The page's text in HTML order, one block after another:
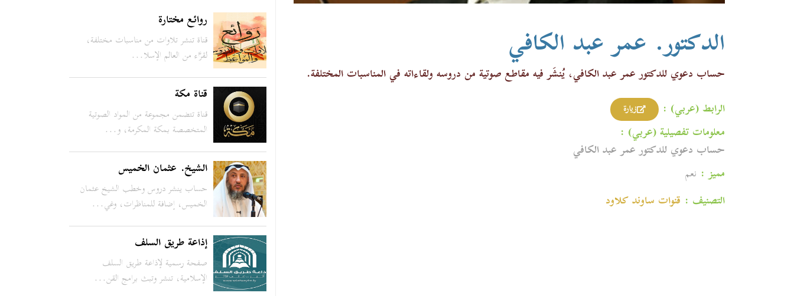
الدكتور. عمر عبد الكافي
حساب دعوي للدكتور عمر عبد الكافي، يُنشَر فيه مقاطع صوتية من دروسه ولقاءاته في المناسبات المختلفة.
الرابط (عربي) :
زيارة
معلومات تفصيلية (عربي) :
حساب دعوي للدكتور عمر عبد الكافي
مميز : نعم
التصنيف : قنوات ساوند كلاود
روائع مختارة
قناة تنشر تلاوات من مناسبات مختلفة،
لقرَّاء من العالم الإسلا...
قناة مكة
قناة تتضمن مجموعة من المواد الصوتية
المتخصصة بمكة المكرمة، و...
الشيخ. عثمان الخميس
حساب ينشر دروس وخطب الشيخ عثمان
الخميس، إضافة للمناظرات، وغي...
إذاعة طريق السلف
صفحة رسمية لإذاعة طريق السلف
الإسلامية، تنشر وتبث برامج القن...